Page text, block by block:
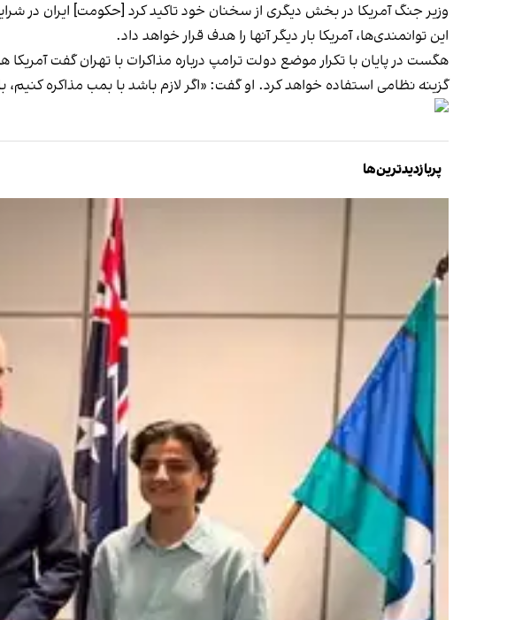
وزیر جنگ آمریکا در بخش دیگری از سخنان خود تاکید کرد [حکومت] ایران در
این توانمندی‌ها، آمریکا بار دیگر آنها را هدف قرار خواهد داد.
هگست در پایان با تکرار موضع دولت ترامپ درباره مذاکرات با تهران گفت
گزینه نظامی استفاده خواهد کرد. او گفت: «اگر لازم باشد با بمب مذاکره
پربازدیدترین‌ها